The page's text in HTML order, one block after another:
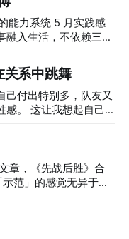
让 Claude Code 直
MCP 使用，就可
据进行汇总和分析。
一下也无妨。很多时
，或者做不到，才不
融入生活，不依赖三分
统的视角看待自己的
写作的时间，还体会
的提效，一方面是把
两方面都有
：把某些工作仅仅当
时，然后快速完成。
关系中跳舞
己付出特别多，队友又
自己
午，我对还觉得对娃
》，觉得要加强和队
🤣） 昨天和朋
得，顺便也和小伙伴
你，伴侣应该帮你，
章，《先战后胜》合